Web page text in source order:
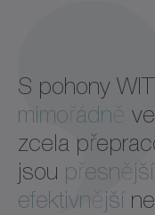
S pohony
mimořádně
zcela
jsou
efektivnější